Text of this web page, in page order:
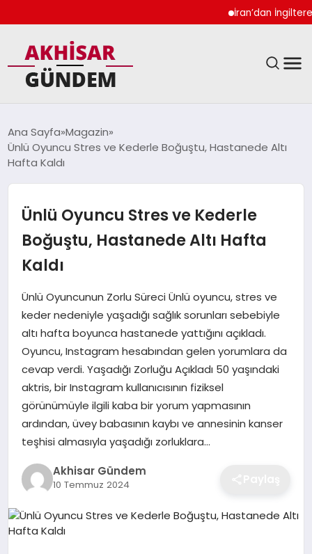
İran’dan İngiltere
DÜNYA
TEKNOLOJI
YAŞAM
Ana Sayfa Magazin
Ünlü Oyuncu Stres ve Kederle Boğuştu, Hastanede Altı
Hafta Kaldı
Ünlü Oyuncu Stres ve Kederle
Boğuştu, Hastanede Altı Hafta
Kaldı
Ünlü Oyuncunun Zorlu Süreci Ünlü oyuncu, stres ve
keder nedeniyle yaşadığı sağlık sorunları sebebiyle
altı hafta boyunca hastanede yattığını açıkladı.
Oyuncu, Instagram hesabından gelen yorumlara da
cevap verdi. Yaşadığı Zorluğu Açıkladı 50 yaşındaki
aktris, bir Instagram kullanıcısının fiziksel
görünümüyle ilgili kaba bir yorum yapmasının
ardından, üvey babasının kaybı ve annesinin kanser
teşhisi almasıyla yaşadığı zorluklara…
Akhisar Gündem
10 Temmuz 2024